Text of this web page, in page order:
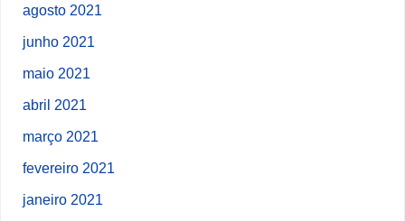
agosto 2021
junho 2021
maio 2021
abril 2021
março 2021
fevereiro 2021
janeiro 2021